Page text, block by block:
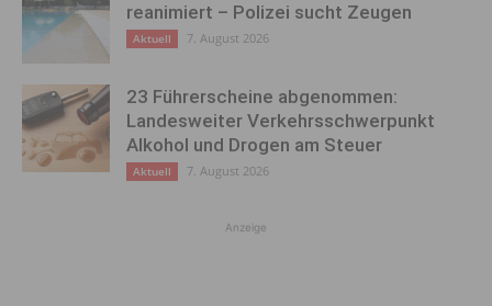
reanimiert – Polizei sucht Zeugen
Aktuell 7. August 2026
23 Führerscheine abgenommen:
Landesweiter Verkehrsschwerpunkt
Alkohol und Drogen am Steuer
Aktuell 7. August 2026
Anzeige